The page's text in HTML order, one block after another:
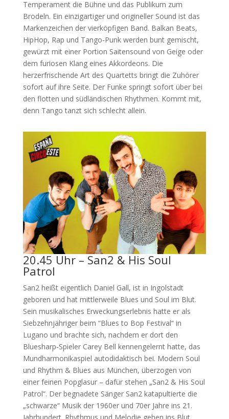
Temperament die Bühne und das Publikum zum
Brodeln. Ein einzigartiger und origineller Sound ist das
Markenzeichen der vierköpfigen Band. Balkan Beats,
HipHop, Rap und Tango-Punk werden bunt gemischt,
gewürzt mit einer Portion Saitensound von Geige oder
dem furiosen Klang eines Akkordeons. Die
herzerfrischende Art des Quartetts bringt die Zuhörer
sofort auf ihre Seite. Der Funke springt sofort über bei
den flotten und südländischen Rhythmen. Kommt mit,
denn Tango tanzt sich schlecht allein.
20.45 Uhr – San2 & His Soul
Patrol
San2 heißt eigentlich Daniel Gall, ist in Ingolstadt
geboren und hat mittlerweile Blues und Soul im Blut.
Sein musikalisches Erweckungserlebnis hatte er als
Siebzehnjähriger beim “Blues to Bop Festival“ in
Lugano und brachte sich, nachdem er dort den
Bluesharp-Spieler Carey Bell kennengelernt hatte, das
Mundharmonikaspiel autodidaktisch bei. Modern Soul
und Rhythm & Blues aus München, überzogen von
einer feinen Popglasur – dafür stehen „San2 & His Soul
Patrol“. Der begnadete Sänger San2 katapultierte die
„schwarze“ Musik der 1960er und 70er Jahre ins 21.